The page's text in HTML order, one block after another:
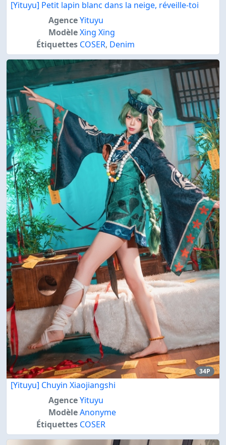
[Yituyu] Petit lapin blanc dans la neige, réveille-toi
AgenceYituyu
ModèleXing Xing
Étiquettes COSER, Denim
34P
[Yituyu] Chuyin Xiaojiangshi
AgenceYituyu
ModèleAnonyme
Étiquettes COSER